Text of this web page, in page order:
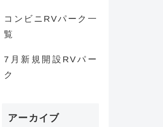
コンビニRVパーク一
覧
7月新規開設RVパー
ク
アーカイブ